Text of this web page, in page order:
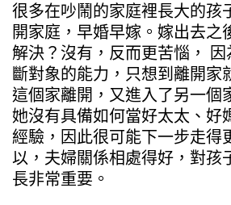
很多在吵鬧的家庭裡長大的孩
開家庭，早婚早嫁。嫁出去之
解決？沒有，反而更苦惱， 因
斷對象的能力，只想到離開家
這個家離開，又進入了另一個
她沒有具備如何當好太太、好
經驗，因此很可能下一步走得
以，夫婦關係相處得好，對孩
長非常重要。